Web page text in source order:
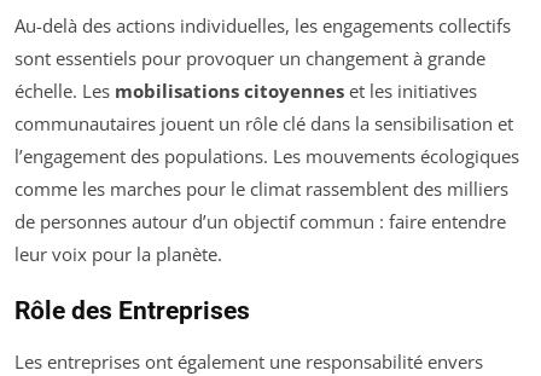
Au-delà des actions individuelles, les engagements collectifs
sont essentiels pour provoquer un changement à grande
échelle. Les mobilisations citoyennes et les initiatives
communautaires jouent un rôle clé dans la sensibilisation et
l’engagement des populations. Les mouvements écologiques
comme les marches pour le climat rassemblent des milliers
de personnes autour d’un objectif commun : faire entendre
leur voix pour la planète.
Rôle des Entreprises
Les entreprises ont également une responsabilité envers